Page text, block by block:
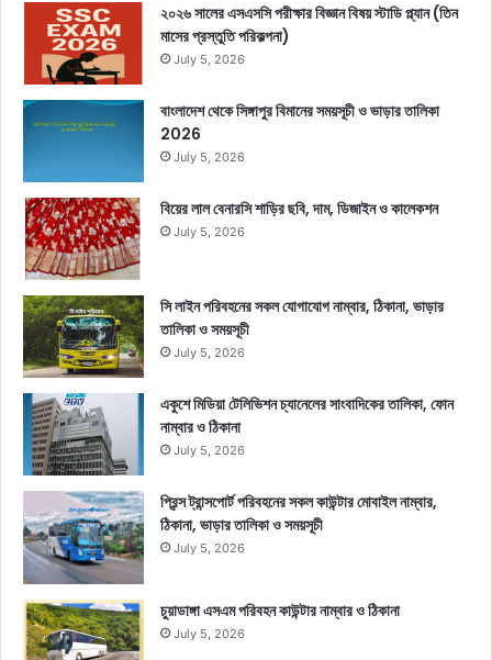
২০২৬ সালের এসএসসি পরীক্ষার বিজ্ঞান বিষয় স্টাডি প্ল্যান (তিন
মাসের প্রস্তুতি পরিকল্পনা)
July 5, 2026
বাংলাদেশ থেকে সিঙ্গাপুর বিমানের সময়সূচী ও ভাড়ার তালিকা
2026
July 5, 2026
বিয়ের লাল বেনারসি শাড়ির ছবি, দাম, ডিজাইন ও কালেকশন
July 5, 2026
সি লাইন পরিবহনের সকল যোগাযোগ নাম্বার, ঠিকানা, ভাড়ার
তালিকা ও সময়সূচী
July 5, 2026
একুশে মিডিয়া টেলিভিশন চ্যানেলের সাংবাদিকের তালিকা, ফোন
নাম্বার ও ঠিকানা
July 5, 2026
প্রিন্স ট্রান্সপোর্ট পরিবহনের সকল কাউন্টার মোবাইল নাম্বার,
ঠিকানা, ভাড়ার তালিকা ও সময়সূচী
July 5, 2026
চুয়াডাঙ্গা এসএম পরিবহন কাউন্টার নাম্বার ও ঠিকানা
July 5, 2026